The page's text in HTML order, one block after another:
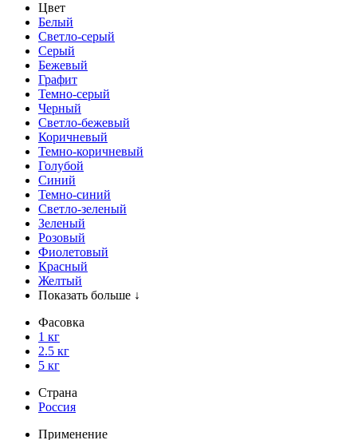
Цвет
Белый
Светло-серый
Серый
Бежевый
Графит
Темно-серый
Черный
Светло-бежевый
Коричневый
Темно-коричневый
Голубой
Синий
Темно-синий
Светло-зеленый
Зеленый
Розовый
Фиолетовый
Красный
Желтый
Показать больше ↓
Фасовка
1 кг
2.5 кг
5 кг
Страна
Россия
Применение